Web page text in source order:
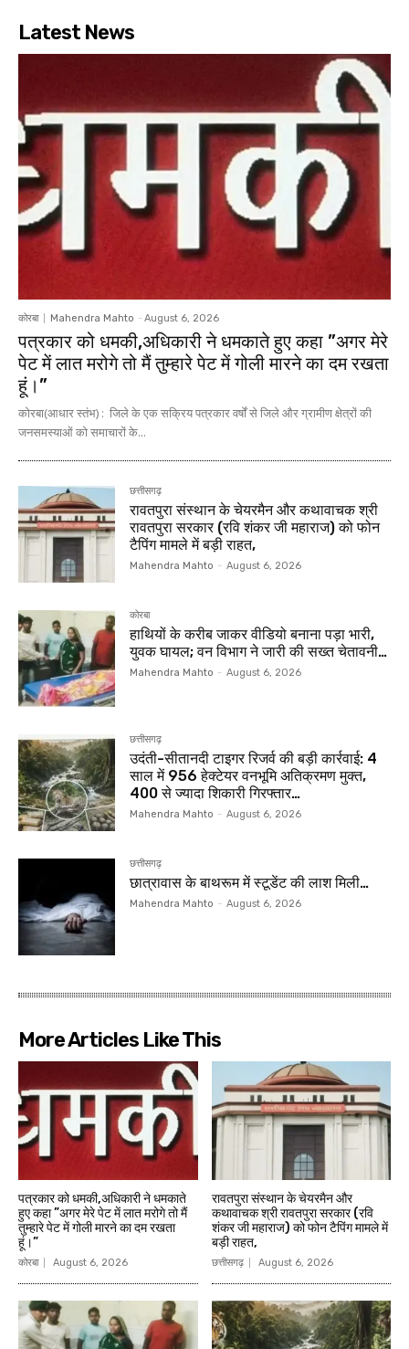
Latest News
कोरबा Mahendra Mahto - August 6, 2026
पत्रकार को धमकी,अधिकारी ने धमकाते हुए कहा ”अगर मेरे
पेट में लात मरोगे तो मैं तुम्हारे पेट में गोली मारने का दम रखता
हूं।”
कोरबा(आधार स्तंभ) : जिले के एक सक्रिय पत्रकार वर्षों से जिले और ग्रामीण क्षेत्रों की
जनसमस्याओं को समाचारों के...
छत्तीसगढ़
रावतपुरा संस्थान के चेयरमैन और कथावाचक श्री
रावतपुरा सरकार (रवि शंकर जी महाराज) को फोन
टैपिंग मामले में बड़ी राहत,
Mahendra Mahto - August 6, 2026
कोरबा
हाथियों के करीब जाकर वीडियो बनाना पड़ा भारी,
युवक घायल; वन विभाग ने जारी की सख्त चेतावनी…
Mahendra Mahto - August 6, 2026
छत्तीसगढ़
उदंती-सीतानदी टाइगर रिजर्व की बड़ी कार्रवाई: 4
साल में 956 हेक्टेयर वनभूमि अतिक्रमण मुक्त,
400 से ज्यादा शिकारी गिरफ्तार…
Mahendra Mahto - August 6, 2026
छत्तीसगढ़
छात्रावास के बाथरूम में स्टूडेंट की लाश मिली…
Mahendra Mahto - August 6, 2026
More Articles Like This
पत्रकार को धमकी,अधिकारी ने धमकाते
हुए कहा ”अगर मेरे पेट में लात मरोगे तो मैं
तुम्हारे पेट में गोली मारने का दम रखता
हूं।”
कोरबा August 6, 2026
रावतपुरा संस्थान के चेयरमैन और
कथावाचक श्री रावतपुरा सरकार (रवि
शंकर जी महाराज) को फोन टैपिंग मामले में
बड़ी राहत,
छत्तीसगढ़ August 6, 2026